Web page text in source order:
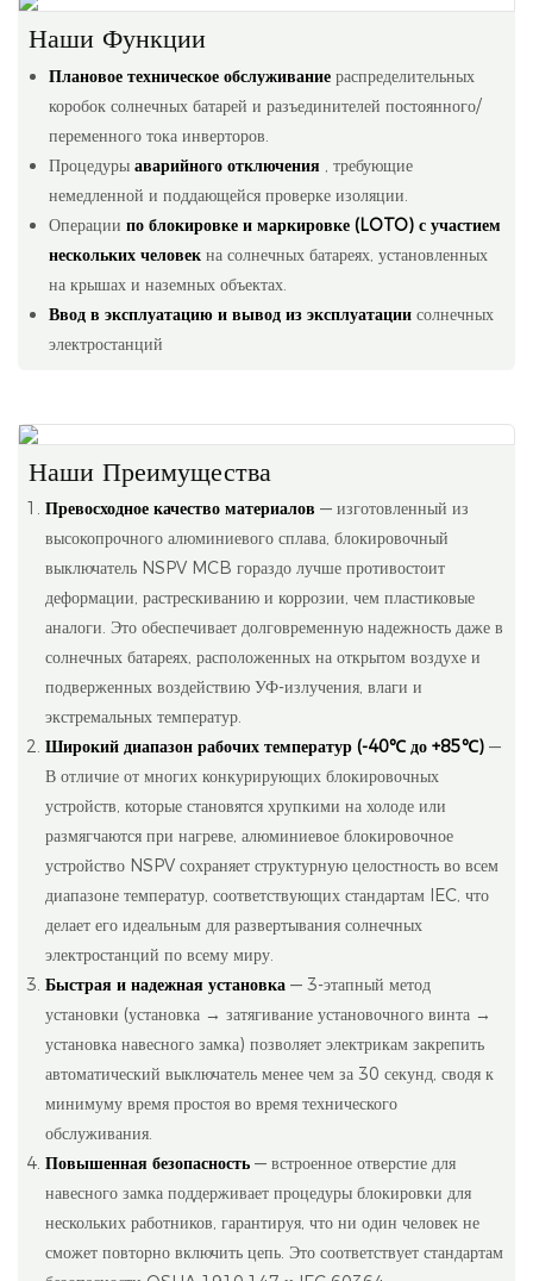
Наши Функции
Плановое техническое обслуживаниераспределительных
коробок солнечных батарей и разъединителей постоянного/
переменного тока инверторов.
Процедуры аварийного отключения , требующие
немедленной и поддающейся проверке изоляции.
Операции по блокировке и маркировке (LOTO) с участием
нескольких человекна солнечных батареях, установленных
на крышах и наземных объектах.
Ввод в эксплуатацию и вывод из эксплуатациисолнечных
электростанций
Наши Преимущества
Превосходное качество материалов — изготовленный из
высокопрочного алюминиевого сплава, блокировочный
выключатель NSPV MCB гораздо лучше противостоит
деформации, растрескиванию и коррозии, чем пластиковые
аналоги. Это обеспечивает долговременную надежность даже в
солнечных батареях, расположенных на открытом воздухе и
подверженных воздействию УФ-излучения, влаги и
экстремальных температур.
Широкий диапазон рабочих температур (-40℃ до +85℃)—
В отличие от многих конкурирующих блокировочных
устройств, которые становятся хрупкими на холоде или
размягчаются при нагреве, алюминиевое блокировочное
устройство NSPV сохраняет структурную целостность во всем
диапазоне температур, соответствующих стандартам IEC, что
делает его идеальным для развертывания солнечных
электростанций по всему миру.
Быстрая и надежная установка— 3-этапный метод
установки (установка → затягивание установочного винта →
установка навесного замка) позволяет электрикам закрепить
автоматический выключатель менее чем за 30 секунд, сводя к
минимуму время простоя во время технического
обслуживания.
Повышенная безопасность— встроенное отверстие для
навесного замка поддерживает процедуры блокировки для
нескольких работников, гарантируя, что ни один человек не
сможет повторно включить цепь. Это соответствует стандартам